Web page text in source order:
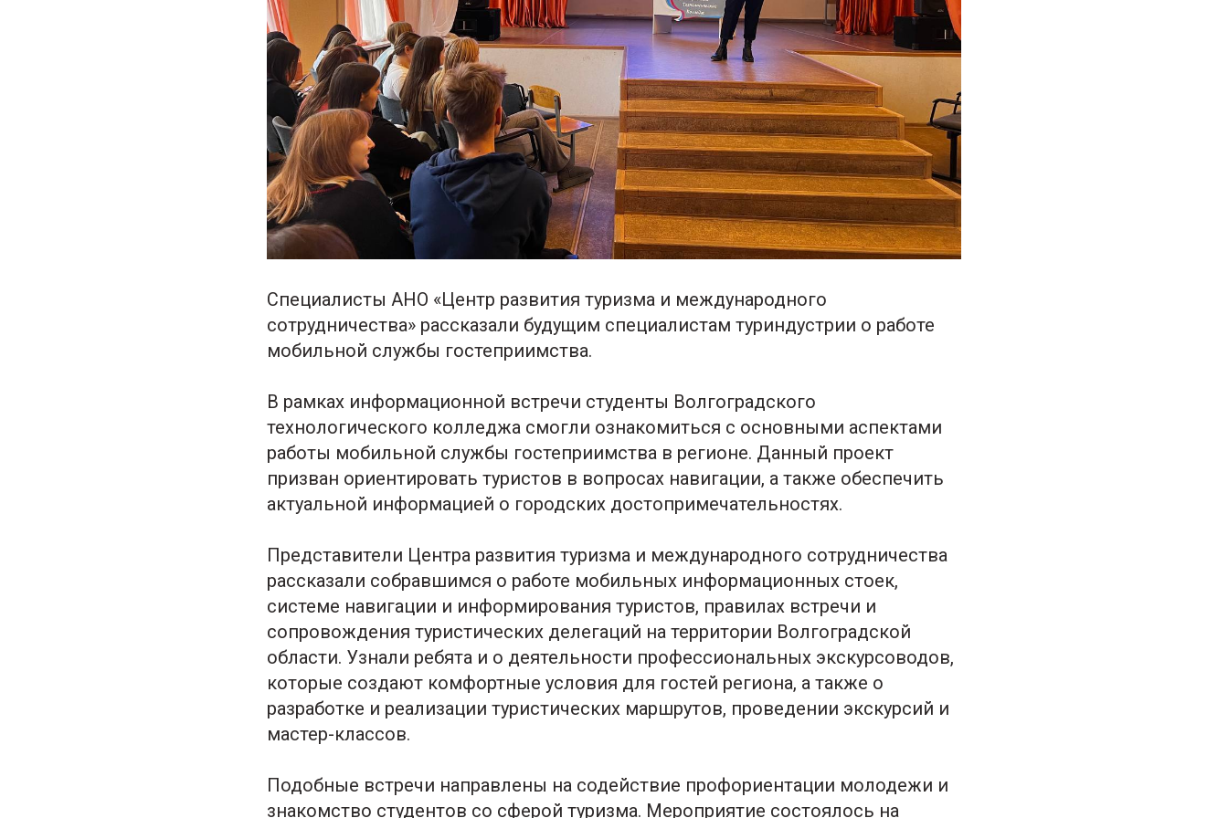
Специалисты АНО «Центр развития туризма и международного
сотрудничества» рассказали будущим специалистам туриндустрии о работе
мобильной службы гостеприимства.
В рамках информационной встречи студенты Волгоградского
технологического колледжа смогли ознакомиться с основными аспектами
работы мобильной службы гостеприимства в регионе. Данный проект
призван ориентировать туристов в вопросах навигации, а также обеспечить
актуальной информацией о городских достопримечательностях.
Представители Центра развития туризма и международного сотрудничества
рассказали собравшимся о работе мобильных информационных стоек,
системе навигации и информирования туристов, правилах встречи и
сопровождения туристических делегаций на территории Волгоградской
области. Узнали ребята и о деятельности профессиональных экскурсоводов,
которые создают комфортные условия для гостей региона, а также о
разработке и реализации туристических маршрутов, проведении экскурсий и
мастер-классов.
Подобные встречи направлены на содействие профориентации молодежи и
знакомство студентов со сферой туризма. Мероприятие состоялось на